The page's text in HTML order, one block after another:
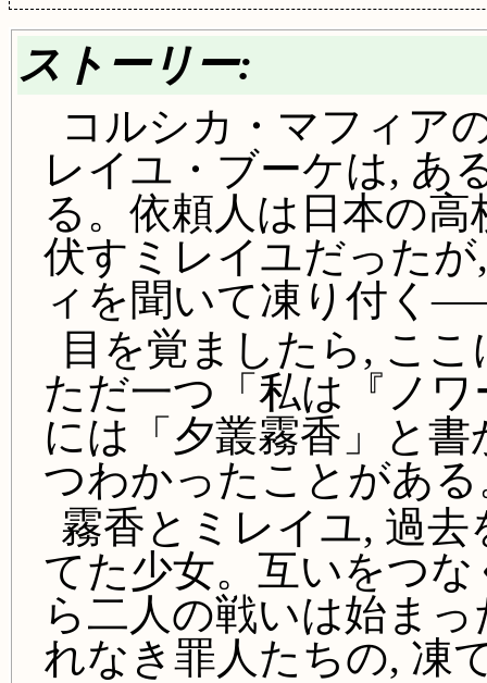
ストーリー:
コルシカ・マフィア
レイユ・ブーケは, あ
る。依頼人は日本の
伏すミレイユだった
ィを聞いて凍り付く
目を覚ましたら, こ
ただ一つ「私は『ノ
には「夕叢霧香」と
つわかったことがあ
霧香とミレイユ, 過
てた少女。互いをつ
ら二人の戦いは始ま
れなき罪人たちの, 凍